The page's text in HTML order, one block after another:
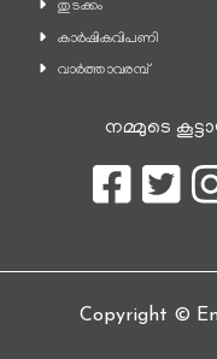
തുടക്കം
കാ‍ർഷികവിപണി
വാര്‍ത്താവരമ്പ്
നമ്മുടെ
Copyright ©